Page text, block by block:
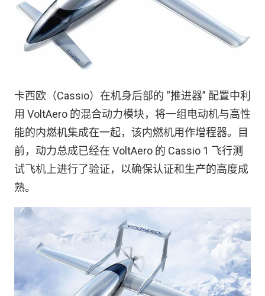
卡西欧（Cassio）在机身后部的 “推进器” 配置中利
用 VoltAero 的混合动力模块，将一组电动机与高性
能的内燃机集成在一起，该内燃机用作增程器。目
前，动力总成已经在 VoltAero 的 Cassio 1 飞行测
试飞机上进行了验证，以确保认证和生产的高度成
熟。